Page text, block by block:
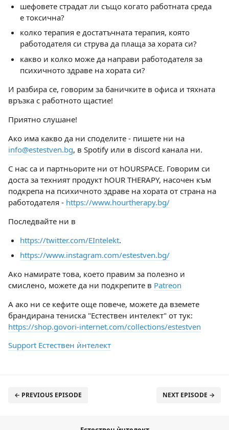
шефовете страдат ли също когато работната среда
е токсична?
колко терапия е достатъчната терапия, която
работодателя си струва да плаща за хората си?
какво и колко може да направи работодателя за
психичното здраве на хората си?
И разбира се, говорим за баничките в офиса и тяхната
връзка с работното щастие!
Приятно слушане!
Ако има какво да ни споделите - пишете ни на
info@estestven.bg, в Spotify или в discord канала ни.
С нас са и партньорите ни от hOURSPACE. Говорим си
доста за техният продукт hOUR THERAPY, насочен към
подкрепа на психичното здраве на хората от страна на
работодателя - https://www.hourtherapy.bg/
Последвайте ни в
https://twitter.com/EIntelekt.
https://www.instagram.com/estestven.bg/
Ако намирате това, което правим за полезно и
смислено, можете да ни подкрепите в Patreon
А ако ни се кефите още повече, можете да вземете
брандирана тениска "Естествен интелект" от тук:
https://shop.govori-internet.com/collections/estestven
Support Естествен ѝнтелект
← PREVIOUS EPISODE NEXT EPISODE →